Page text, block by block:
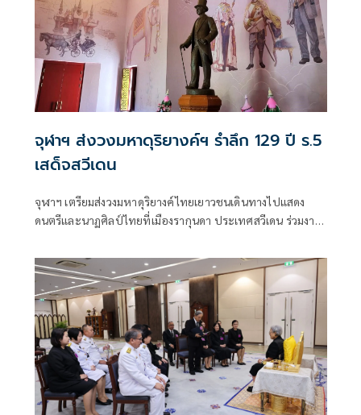
จุฬาฯ ส่งวงมหาดุริยางค์ฯ รำลึก 129 ปี ร.5
เสด็จสวีเดน
จุฬาฯ เตรียมส่งวงมหาดุริยางค์ไทยเยาวชนเดินทางไปแสดง
ดนตรีและนาฏศิลป์ไทยที่เมืองรากุนดา ประเทศสวีเดน ร่วมงาน